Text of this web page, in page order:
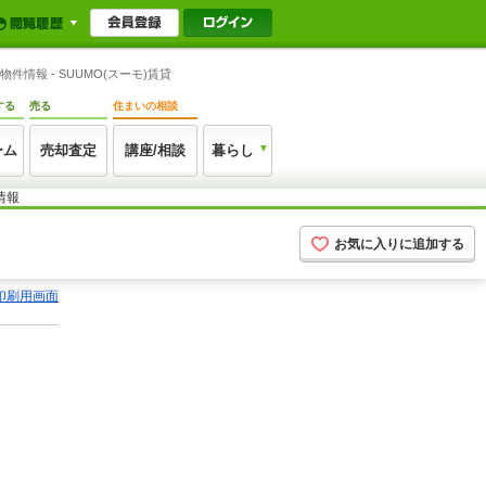
件情報 - SUUMO(スーモ)賃貸
る
ム
売る
売却査定
住まいの相談
講座/相談 暮らし
報
お気に入りに追加する
刷用画面